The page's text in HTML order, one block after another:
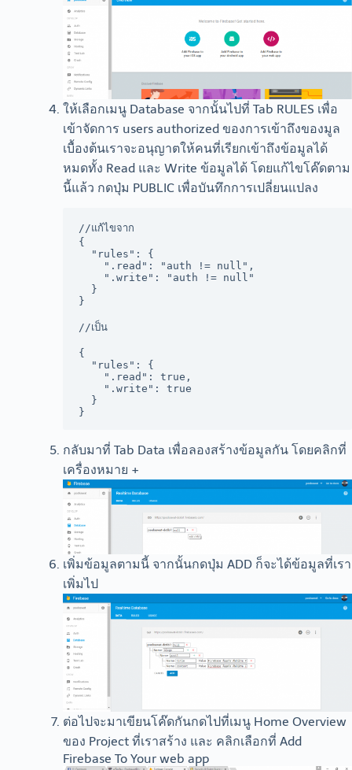
ให้เลือกเมนู Database จากนั้นไปที่ Tab RULES เพื่อ
เข้าจัดการ users authorized ของการเข้าถึงของมูล
เบื้องต้นเราจะอนุญาตให้คนที่เรียกเข้าถึงข้อมูลได้
หมดทั้ง Read และ Write ข้อมูลได้ โดยแก้ไขโค๊ดตาม
นี้แล้ว กดปุ่ม PUBLIC เพื่อบันทึกการเปลี่ยนแปลง
//แก้ไขจาก
{
  "rules": {
    ".read": "auth != null",
    ".write": "auth != null"
  }
}
//เป็น
{
  "rules": {
    ".read": true,
    ".write": true
  }
}
กลับมาที่ Tab Data เพื่อลองสร้างข้อมูลกัน โดยคลิกที่
เครื่องหมาย +
เพิ่มข้อมูลตามนี้ จากนั้นกดปุ่ม ADD ก็จะได้ข้อมูลที่เรา
เพิ่มไป
ต่อไปจะมาเขียนโค๊ดกันกดไปที่เมนู Home Overview
ของ Project ที่เราสร้าง และ คลิกเลือกที่ Add
Firebase To Your web app